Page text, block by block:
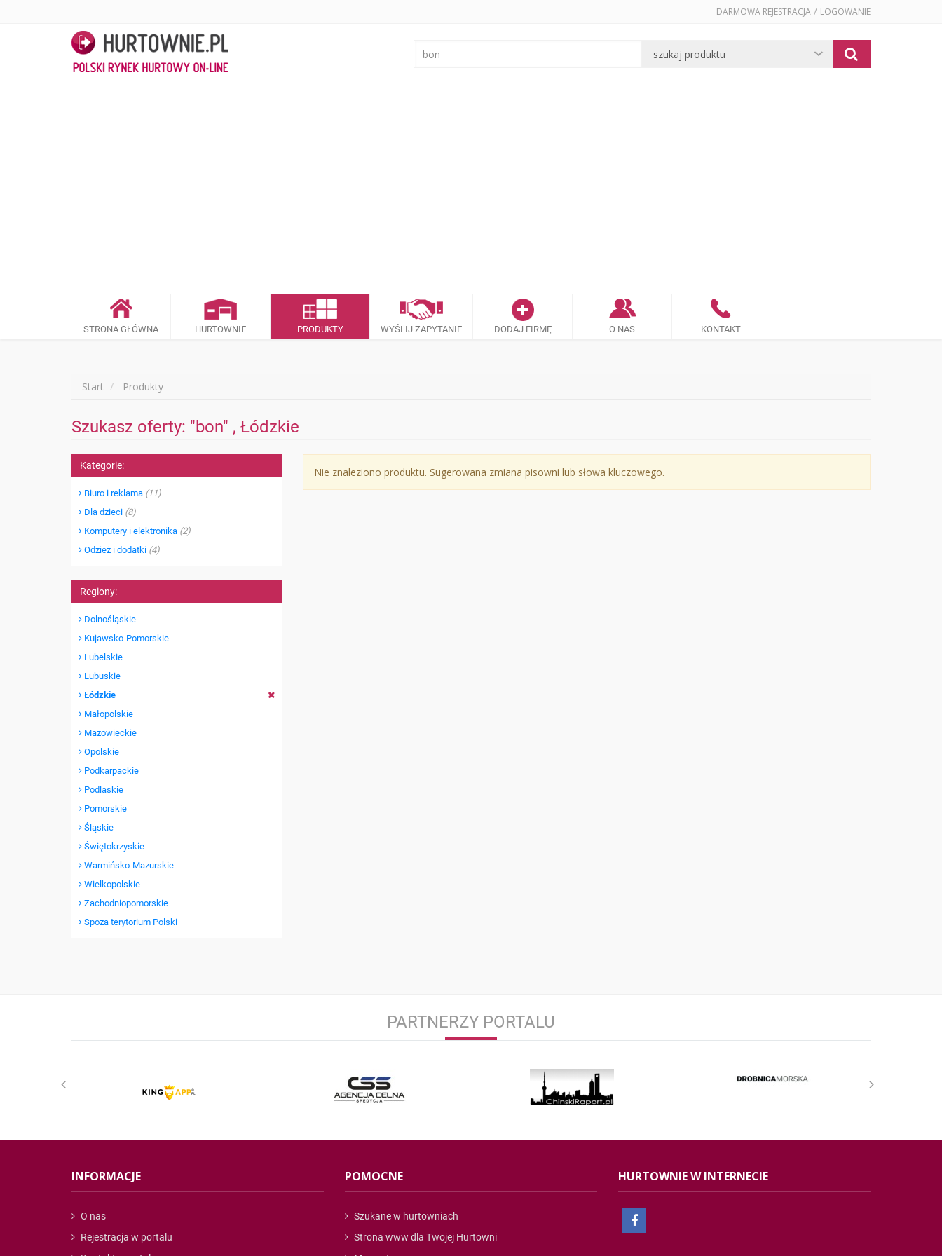
DARMOWA REJESTRACJA / LOGOWANIE
STRONA GŁÓWNA HURTOWNIE PRODUKTY WYŚLIJ ZAPYTANIE DODAJ FIRMĘ O NAS KONTAKT
Start Produkty
Szukasz oferty: "bon" , Łódzkie
Kategorie:
Biuro i reklama (11)
Dla dzieci (8)
Komputery i elektronika (2)
Odzież i dodatki (4)
Regiony:
Dolnośląskie
Kujawsko-Pomorskie
Lubelskie
Lubuskie
Łódzkie
Małopolskie
Mazowieckie
Opolskie
Podkarpackie
Podlaskie
Pomorskie
Śląskie
Świętokrzyskie
Warmińsko-Mazurskie
Wielkopolskie
Zachodniopomorskie
Spoza terytorium Polski
Nie znaleziono produktu. Sugerowana zmiana pisowni lub słowa kluczowego.
PARTNERZY PORTALU
INFORMACJE
O nas
Rejestracja w portalu
POMOCNE
Szukane w hurtowniach
Strona www dla Twojej Hurtowni
HURTOWNIE W INTERNECIE